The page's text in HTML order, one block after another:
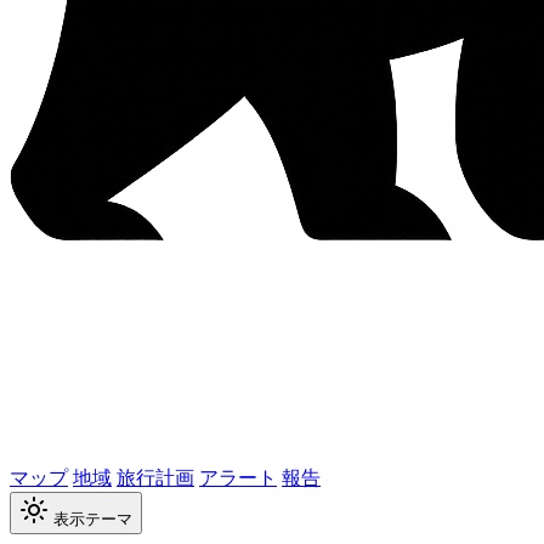
マップ地域旅行計画 アラート 報告
表示テーマ